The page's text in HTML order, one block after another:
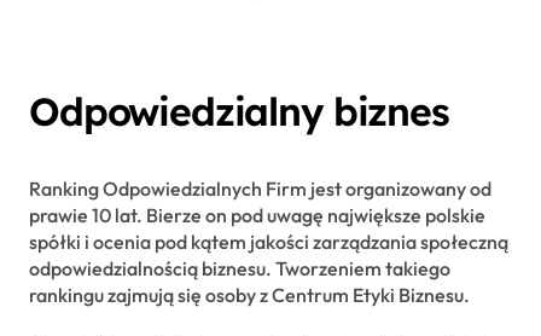
Odpowiedzialny biznes
Ranking Odpowiedzialnych Firm jest organizowany od
prawie 10 lat. Bierze on pod uwagę największe polskie
spółki i ocenia pod kątem jakości zarządzania społeczną
odpowiedzialnością biznesu. Tworzeniem takiego
rankingu zajmują się osoby z Centrum Etyki Biznesu.